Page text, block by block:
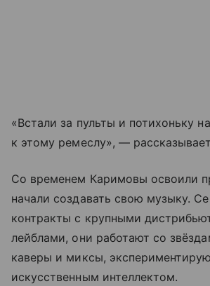
«Встали за пульты и потихоньку
к этому ремеслу», —
Со временем Каримовы освоили
начали создавать свою музыку.
контракты с крупными
лейблами, они работают со
каверы и миксы,
искусственным интеллектом.